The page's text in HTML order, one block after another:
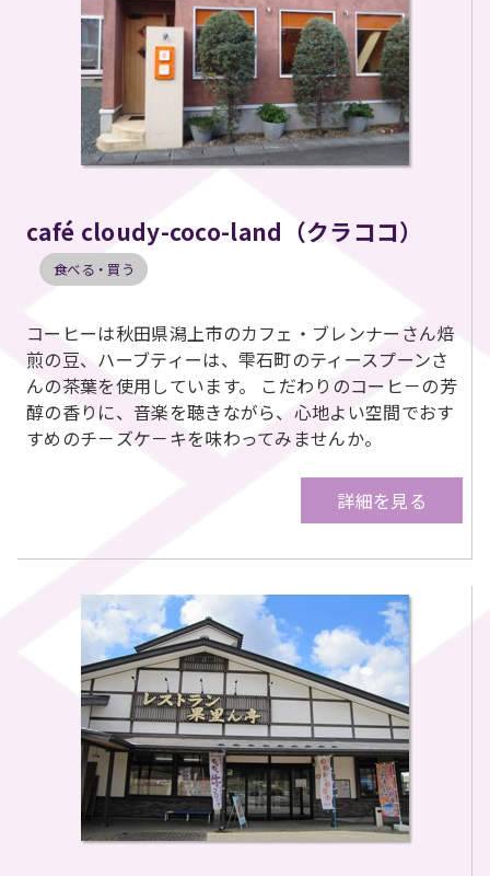
café cloudy-coco-land（クラココ）
食べる・買う
コーヒーは秋田県潟上市のカフェ・ブレンナーさん焙
煎の豆、ハーブティーは、雫石町のティースプーンさ
んの茶葉を使用しています。 こだわりのコーヒ－の芳
醇の香りに、音楽を聴きながら、心地よい空間でおす
すめのチ－ズケ－キを味わってみませんか。
詳細を見る